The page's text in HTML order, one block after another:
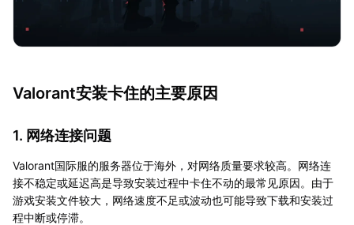
Valorant安装卡住的主要原因
1. 网络连接问题
Valorant国际服的服务器位于海外，对网络质量要求较高。网络连
接不稳定或延迟高是导致安装过程中卡住不动的最常见原因。由于
游戏安装文件较大，网络速度不足或波动也可能导致下载和安装过
程中断或停滞。